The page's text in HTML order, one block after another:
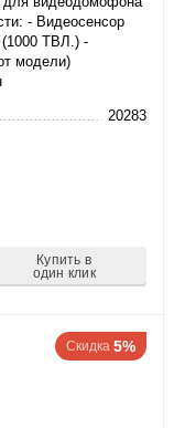
- Видеосенсор
(1000 ТВЛ.) -
модели)
20283
Купить в
один клик
Скидка 5%